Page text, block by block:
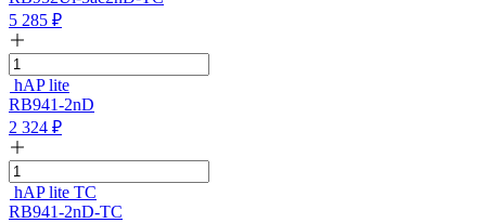
5 285 ₽
hAP lite
RB941-2nD
2 324 ₽
hAP lite TC
RB941-2nD-TC